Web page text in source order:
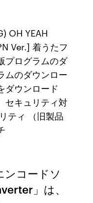
OH YEAH
Ver.] 着うたフ
プログラムのダ
ムのダウンロー
ダウンロード
セキュリティ対
ティ （旧製品
ンコードソ
」は、